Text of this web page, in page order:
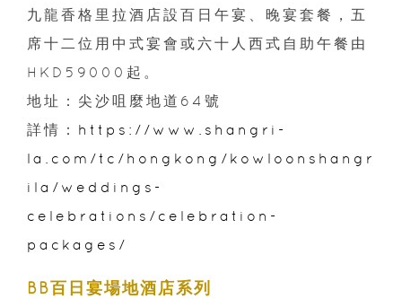
九龍香格里拉酒店設百日午宴、晚宴套餐，五
席十二位用中式宴會或六十人西式自助午餐由
HKD59000起。
地址：尖沙咀麼地道64號
詳情： https://www.shangri-
la.com/tc/hongkong/kowloonshangr
ila/weddings-
celebrations/celebration-
packages/
BB百日宴場地酒店系列